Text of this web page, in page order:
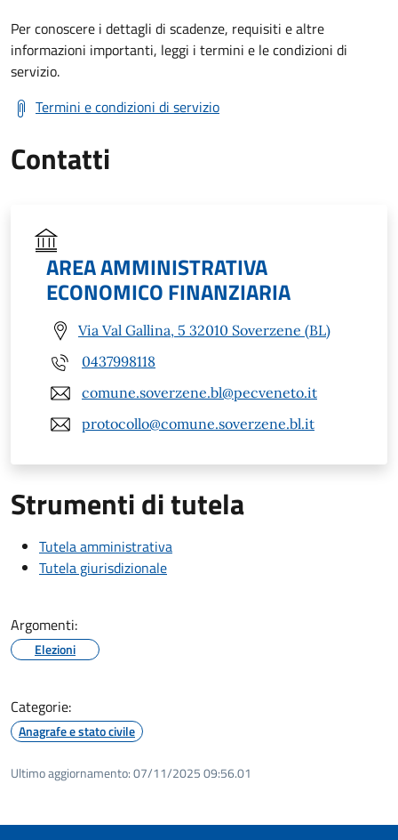
Per conoscere i dettagli di scadenze, requisiti e altre
informazioni importanti, leggi i termini e le condizioni di
servizio.
Termini e condizioni di servizio
Contatti
AREA AMMINISTRATIVA
ECONOMICO FINANZIARIA
Via Val Gallina, 5 32010 Soverzene (BL)
0437998118
comune.soverzene.bl@pecveneto.it
protocollo@comune.soverzene.bl.it
Strumenti di tutela
Tutela amministrativa
Tutela giurisdizionale
Argomenti:
Elezioni
Categorie:
Anagrafe e stato civile
Ultimo aggiornamento:07/11/2025 09:56.01